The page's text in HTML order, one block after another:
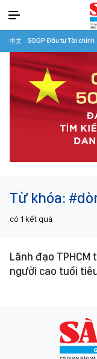
中文 SGGP Đầu tư Tài chính
Từ khóa:
có 1 kết quả
Lãnh đạo TPHCM
người cao tuổi